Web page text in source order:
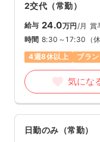
2交代（常勤）
給与 24.0万円/月 賞
時間 8:30～17:30 （
4週8休以上
ブラ
気にな
日勤のみ（常勤）